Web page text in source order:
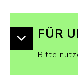
FÜR
Bitte